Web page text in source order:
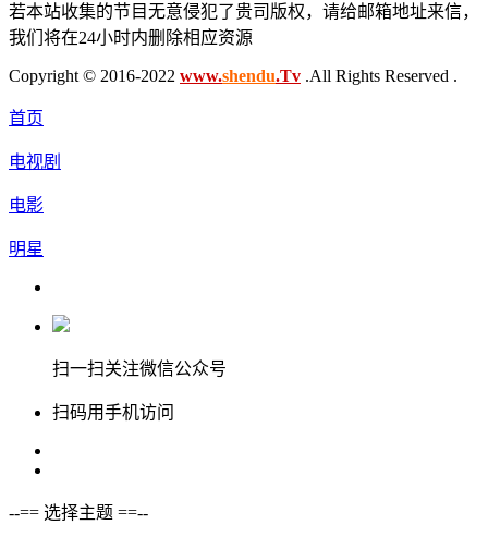
若本站收集的节目无意侵犯了贵司版权，请给邮箱地址来信，
我们将在24小时内删除相应资源
Copyright © 2016-2022 www.shendu.Tv .All Rights Reserved .
首页
电视剧
电影
明星
扫一扫关注微信公众号
扫码用手机访问
--== 选择主题 ==--